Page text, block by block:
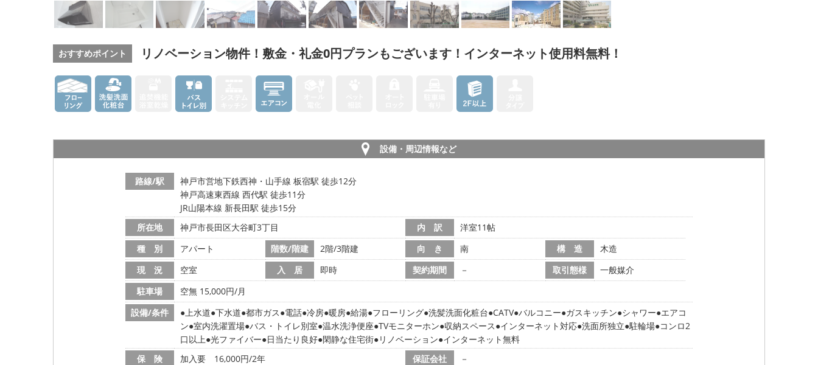
おすすめポイント リノベーション物件！敷金・礼金0円プランもございます！インターネット使用料無料！
設備・周辺情報など
路線/駅
神戸市営地下鉄西神・山手線 板宿駅 徒歩12分
神戸高速東西線 西代駅 徒歩11分
JR山陽本線 新長田駅 徒歩15分
所在地
神戸市長田区大谷町3丁目 内 訳
洋室11帖
種 別
アパート 階数/階建 2階/3階建 向 き 南 構 造
木造
現 況
空室 入 居 即時 契約期間 － 取引態様
一般媒介
駐車場
空無 15,000円/月
設備/条件
上水道 下水道 都市ガス 電話 冷房 暖房 給湯 フローリング 洗髪洗面化粧台 CATV バルコニー ガスキッチン シャワー エアコ
ン 室内洗濯置場 バス・トイレ別室 温水洗浄便座 TVモニターホン 収納スペース インターネット対応 洗面所独立 駐輪場 コンロ2
口以上 光ファイバー 日当たり良好 閑静な住宅街 リノベーション インターネット無料
保 険
加入要 16,000円/2年 保証会社
－